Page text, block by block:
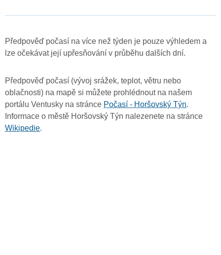
Předpověď počasí na více než týden je pouze výhledem a
lze očekávat její upřesňování v průběhu dalších dní.
Předpověď počasí (vývoj srážek, teplot, větru nebo
oblačnosti) na mapě si můžete prohlédnout na našem
portálu Ventusky na stránce Počasí - Horšovský Týn.
Informace o městě Horšovský Týn nalezenete na stránce
Wikipedie.